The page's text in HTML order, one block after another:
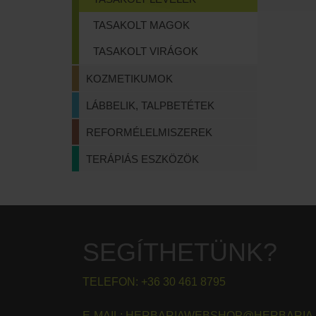
TASAKOLT MAGOK
TASAKOLT VIRÁGOK
KOZMETIKUMOK
LÁBBELIK, TALPBETÉTEK
REFORMÉLELMISZEREK
TERÁPIÁS ESZKÖZÖK
SEGÍTHETÜNK?
TELEFON: +36 30 461 8795